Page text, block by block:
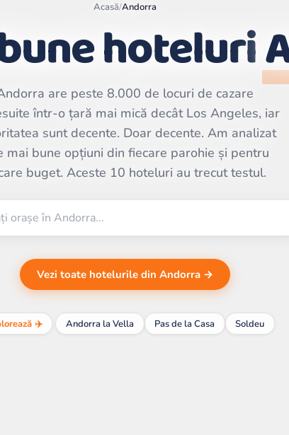
Leaflet|©
contributors | ©
Acasă/Andorra
hoteluri
are peste 8.000 de locuri de cazare
într-o țară mai mică decât Los Angeles, iar
sunt decente. Doar decente. Am analizat
mai bune opțiuni din fiecare parohie și pentru
buget. Aceste 10 hoteluri au trecut testul.
Vezi toate hotelurile din Andorra →
✈️ Andorra la Vella Pas de la Casa Soldeu